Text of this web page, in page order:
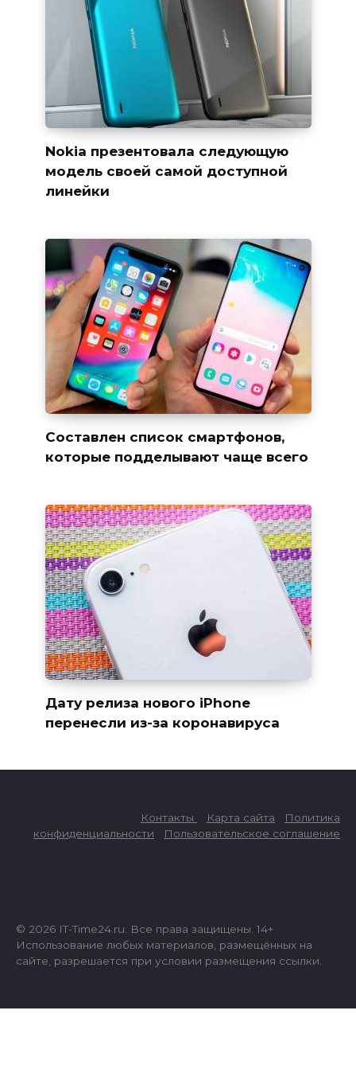
Nokia презентовала следующую
модель своей самой доступной
линейки
Составлен список смартфонов,
которые подделывают чаще всего
Дату релиза нового iPhone
перенесли из-за коронавируса
Контакты Карта сайта
Политика
конфиденциальности
Пользовательское соглашение
© 2026 IT-Time24.ru. Все права защищены. 14+
Использование любых материалов, размещённых на
сайте, разрешается при условии размещения ссылки.